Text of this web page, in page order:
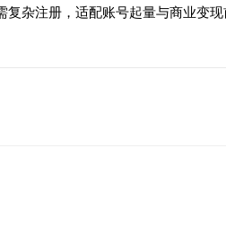
杂注册，适配账号起量与商业变现